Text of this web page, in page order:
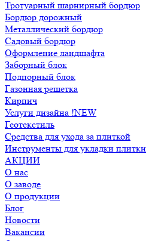
Тротуарный шарнирный бордюр
Бордюр дорожный
Металлический бордюр
Садовый бордюр
Оформление ландшафта
Заборный блок
Подпорный блок
Газонная решетка
Кирпич
Услуги дизайна !NEW
Геотекстиль
Средства для ухода за плиткой
Инструменты для укладки плитки
АКЦИИ
О нас
О заводе
О продукции
Блог
Новости
Вакансии